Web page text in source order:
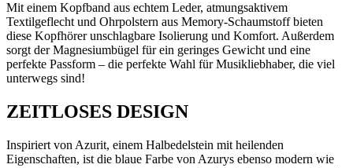
Mit einem Kopfband aus echtem Leder, atmungsaktivem
Textilgeflecht und Ohrpolstern aus Memory-Schaumstoff bieten
diese Kopfhörer unschlagbare Isolierung und Komfort. Außerdem
sorgt der Magnesiumbügel für ein geringes Gewicht und eine
perfekte Passform – die perfekte Wahl für Musikliebhaber, die viel
unterwegs sind!
ZEITLOSES DESIGN
Inspiriert von Azurit, einem Halbedelstein mit heilenden
Eigenschaften, ist die blaue Farbe von Azurys ebenso modern wie